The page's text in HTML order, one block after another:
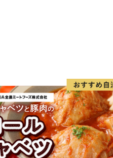
約2kg 2玉 糖度限界突破 セ